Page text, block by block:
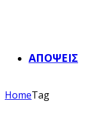
ΑΠΌΨΕΙΣ
HomeTag